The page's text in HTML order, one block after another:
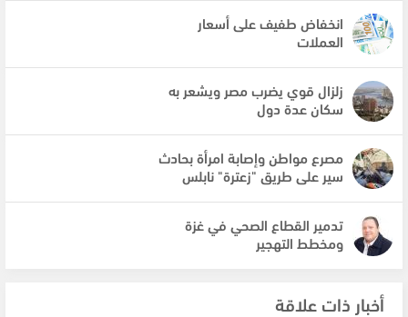
انخفاض طفيف على أسعار
العملات
زلزال قوي يضرب مصر ويشعر به
سكان عدة دول
مصرع مواطن وإصابة امرأة بحادث
سير على طريق "زعترة" نابلس
تدمير القطاع الصحي في غزة
ومخطط التهجير
أخبار ذات علاقة